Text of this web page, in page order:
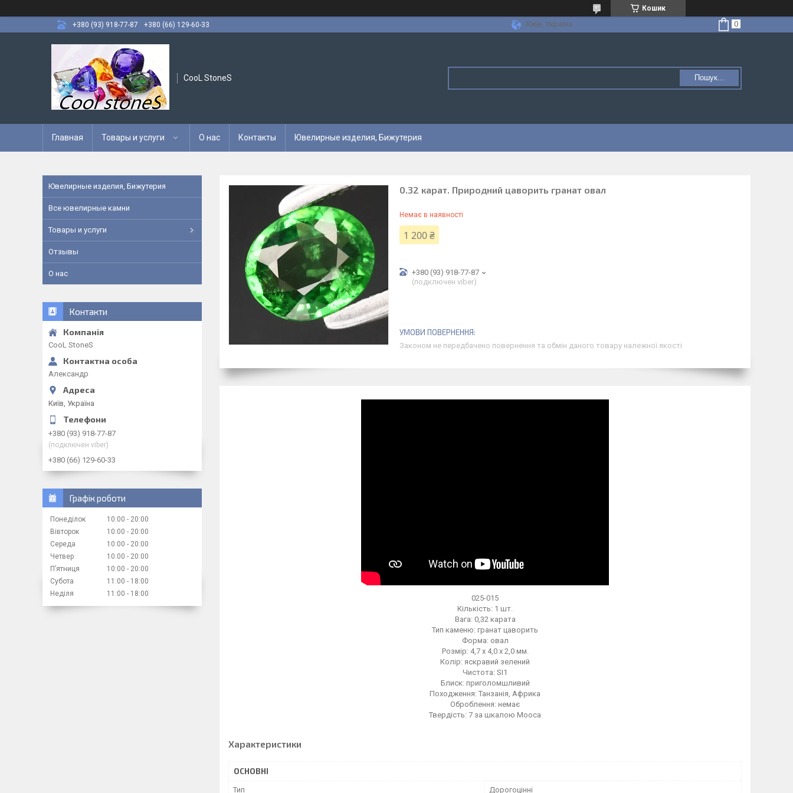
Кошик
+380 (93) 918-77-87
+380 (66) 129-60-33 Київ, Україна
CooL StoneS Пошук...
Главная Товары и услуги О нас Контакты Ювелирные изделия, Бижутерия
0.32 карат. Природний цаворить гранат овал
Немає в наявності
1 200 ₴
+380 (93) 918-77-87
(подключен viber)
Законом не передбачено повернення та обмін даного товару належної якості
025-015
Кількість: 1 шт.
Вага: 0,32 карата
Тип каменю: гранат цаворить
Форма: овал
Розмір: 4,7 x 4,0 x 2,0 мм.
Колір: яскравий зелений
Чистота: SI1
Блиск: приголомшливий
Походження: Танзанія, Африка
Оброблення: немає
Твердість: 7 за шкалою Мооса
Характеристики
ОСНОВНІ
Тип Дорогоцінні
Ювелирные изделия, Бижутерия
Все ювелирные камни
Товары и услуги
Отзывы
О нас
Контакти
CooL StoneS
Александр
Київ, Україна
+380 (93) 918-77-87
(подключен viber)
+380 (66) 129-60-33
Графік роботи
Понеділок 10:00
20:00
Вівторок
10:00
20:00
Середа
10:00
20:00
Четвер
10:00
20:00
Пʼятниця
10:00
20:00
Субота
11:00
18:00
Неділя
11:00 18:00